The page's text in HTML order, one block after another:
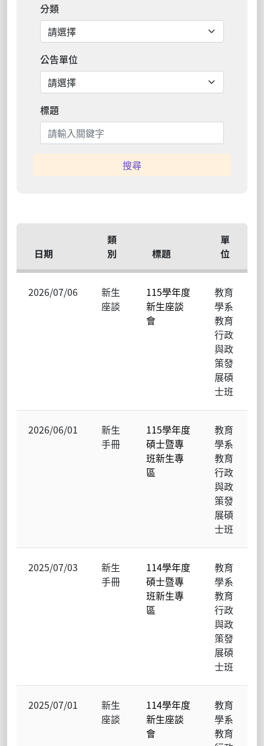
分類
公告單位
標題
日期
類
別
標題
單
位
2026/07/06
新生
座談
115學年度
新生座談
會
教育
學系
教育
行政
與政
策發
展碩
士班
2026/06/01
新生
手冊
115學年度
碩士暨專
班新生專
區
教育
學系
教育
行政
與政
策發
展碩
士班
2025/07/03
新生
手冊
114學年度
碩士暨專
班新生專
區
教育
學系
教育
行政
與政
策發
展碩
士班
2025/07/01
新生
座談
114學年度
新生座談
會
教育
學系
教育